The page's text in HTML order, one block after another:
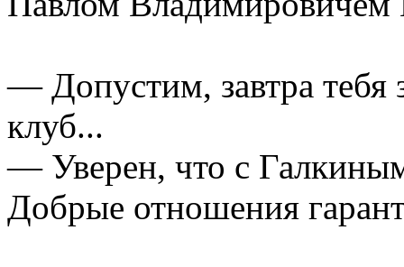
— Допустим, завтра тебя
клуб...
— Уверен, что с
Добрые отношения